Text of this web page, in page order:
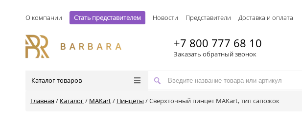
О компании Стать представителем Новости Представители Доставка и оплата
+7 800 777 68 10
Заказать обратный звонок
Каталог товаров
Главная / Каталог/ MAKart/ Пинцеты /Сверхточный пинцет MAKart, тип сапожок